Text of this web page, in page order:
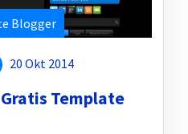
Blogger
20 Okt 2014
Template